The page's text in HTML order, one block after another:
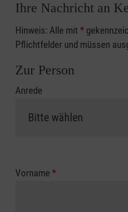
Ihre Nachricht an
Hinweis: Alle mit *
Pflichtfelder und müssen
Zur Person
Anrede
Vorname *